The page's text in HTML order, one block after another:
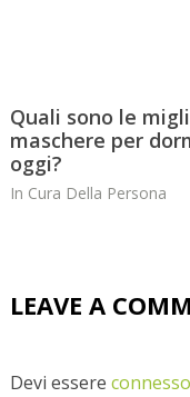
Quali sono le
maschere per
oggi?
In Cura Della Persona
LEAVE A
Devi essere connesso